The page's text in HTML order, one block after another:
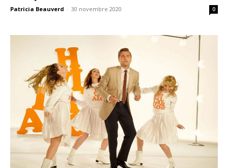
Patricia Beauverd - 30 novembre 2020 0